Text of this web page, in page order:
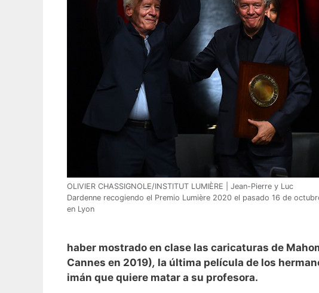
OLIVIER CHASSIGNOLE/INSTITUT LUMIÈRE | Jean-Pierre y Luc
Dardenne recogiendo el Premio Lumière 2020 el pasado 16 de
en Lyon
haber mostrado en clase las caricaturas de
Cannes en 2019), la última película de los
imán que quiere matar a su profesora.